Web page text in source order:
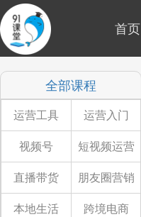
首页
全部课程
运营工具
运营入门
视频号
短视频运营
直播带货
朋友圈营销
本地生活
跨境电商